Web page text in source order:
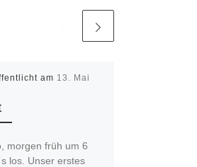
am 13. Mai
morgen früh um 6
los. Unser erstes